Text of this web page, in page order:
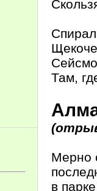
Там,
Мерно
в